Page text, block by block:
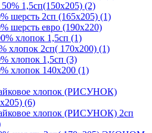
1,5сп(150х205) (2)
шерсть 2сп (165х205) (1)
шерсть евро (190х220)
хлопок 1,5сп (1)
хлопок 2сп( 170х200) (1)
хлопок 1,5сп (3)
хлопок 140х200 (1)
хлопок (РИСУНОК)
(6)
хлопок (РИСУНОК) 2сп